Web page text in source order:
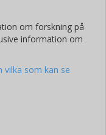
om forskning på
information om
vilka som kan se